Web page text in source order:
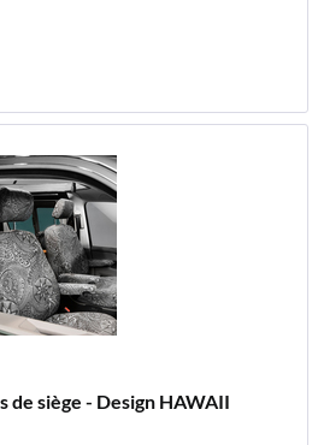
de siège - Design HAWAII